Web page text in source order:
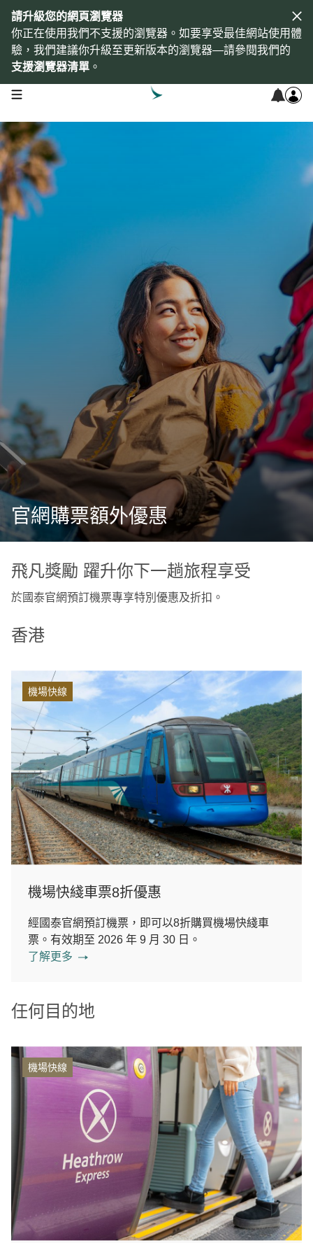
請升級您的網頁瀏覽器
你正在使用我們不支援的瀏覽器。如要享受最佳網站使用體
驗，我們建議你升級至更新版本的瀏覽器—請參閱我們的
支援瀏覽器清單 。
open navigation menu
官網購票額外優惠
飛凡獎勵 躍升你下一趟旅程享受
於國泰官網預訂機票專享特別優惠及折扣。
香港
機場快線
機場快綫車票8折優惠
經國泰官網預訂機票，即可以8折購買機場快綫車
票。有效期至 2026 年 9 月 30 日。
了解更多
任何目的地
機場快線